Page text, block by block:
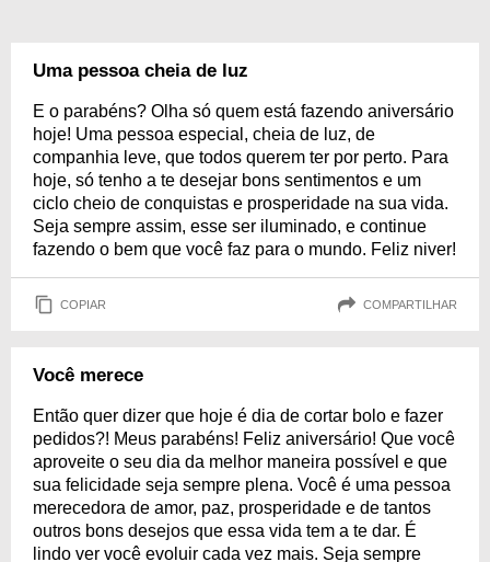
Uma pessoa cheia de luz
E o parabéns? Olha só quem está fazendo aniversário
hoje! Uma pessoa especial, cheia de luz, de
companhia leve, que todos querem ter por perto. Para
hoje, só tenho a te desejar bons sentimentos e um
ciclo cheio de conquistas e prosperidade na sua vida.
Seja sempre assim, esse ser iluminado, e continue
fazendo o bem que você faz para o mundo. Feliz niver!
COPIAR COMPARTILHAR
Você merece
Então quer dizer que hoje é dia de cortar bolo e fazer
pedidos?! Meus parabéns! Feliz aniversário! Que você
aproveite o seu dia da melhor maneira possível e que
sua felicidade seja sempre plena. Você é uma pessoa
merecedora de amor, paz, prosperidade e de tantos
outros bons desejos que essa vida tem a te dar. É
lindo ver você evoluir cada vez mais. Seja sempre